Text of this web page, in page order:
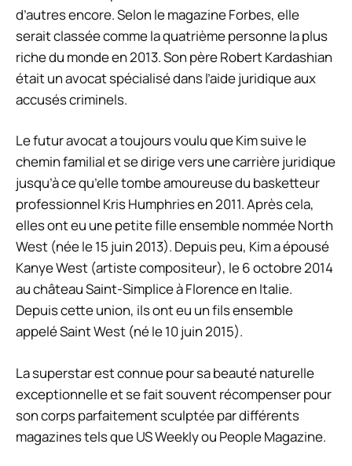
d’autres encore. Selon le magazine Forbes, elle
serait classée comme la quatrième personne la plus
riche du monde en 2013. Son père Robert Kardashian
était un avocat spécialisé dans l’aide juridique aux
accusés criminels.
Le futur avocat a toujours voulu que Kim suive le
chemin familial et se dirige vers une carrière juridique
jusqu’à ce qu’elle tombe amoureuse du basketteur
professionnel Kris Humphries en 2011. Après cela,
elles ont eu une petite fille ensemble nommée North
West (née le 15 juin 2013). Depuis peu, Kim a épousé
Kanye West (artiste compositeur), le 6 octobre 2014
au château Saint-Simplice à Florence en Italie.
Depuis cette union, ils ont eu un fils ensemble
appelé Saint West (né le 10 juin 2015).
La superstar est connue pour sa beauté naturelle
exceptionnelle et se fait souvent récompenser pour
son corps parfaitement sculptée par différents
magazines tels que US Weekly ou People Magazine.